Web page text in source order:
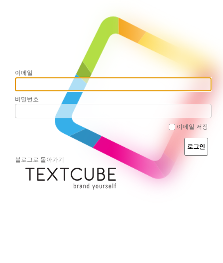
이메일
비밀번호
이메일 저장
블로그로 돌아가기